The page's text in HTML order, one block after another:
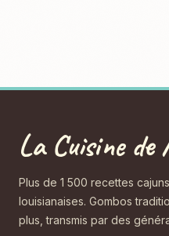
La Cuisine
Plus de 1 500 recettes
louisianaises. Gombos
plus, transmis par des